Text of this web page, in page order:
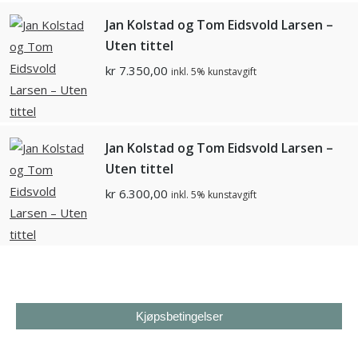
Jan Kolstad og Tom Eidsvold Larsen –
Uten tittel
kr 7.350,00 inkl. 5% kunstavgift
Jan Kolstad og Tom Eidsvold Larsen –
Uten tittel
kr 6.300,00 inkl. 5% kunstavgift
Kjøpsbetingelser